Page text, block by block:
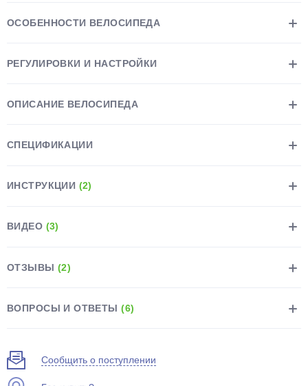
ОСОБЕННОСТИ ВЕЛОСИПЕДА
РЕГУЛИРОВКИ И НАСТРОЙКИ
ОПИСАНИЕ ВЕЛОСИПЕДА
СПЕЦИФИКАЦИИ
ИНСТРУКЦИИ (2)
ВИДЕО (3)
ОТЗЫВЫ (2)
ВОПРОСЫ И ОТВЕТЫ(6)
Сообщить о поступлении